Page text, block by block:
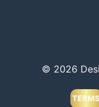
© 2026
TERMS